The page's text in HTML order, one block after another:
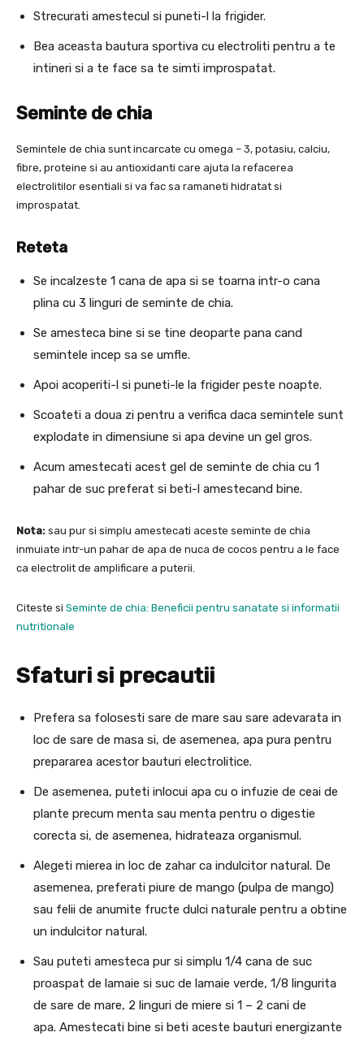
Strecurati amestecul si puneti-l la frigider.
Bea aceasta bautura sportiva cu electroliti pentru a te
intineri si a te face sa te simti improspatat.
Seminte de chia
Semintele de chia sunt incarcate cu omega – 3, potasiu, calciu,
fibre, proteine ​​si au antioxidanti care ajuta la refacerea
electrolitilor esentiali si va fac sa ramaneti hidratat si
improspatat.
Reteta
Se incalzeste 1 cana de apa si se toarna intr-o cana
plina cu 3 linguri de seminte de chia.
Se amesteca bine si se tine deoparte pana cand
semintele incep sa se umfle.
Apoi acoperiti-l si puneti-le la frigider peste noapte.
Scoateti a doua zi pentru a verifica daca semintele sunt
explodate in dimensiune si apa devine un gel gros.
Acum amestecati acest gel de seminte de chia cu 1
pahar de suc preferat si beti-l amestecand bine.
Nota: sau pur si simplu amestecati aceste seminte de chia
inmuiate intr-un pahar de apa de nuca de cocos pentru a le face
ca electrolit de amplificare a puterii.
Citeste si Seminte de chia: Beneficii pentru sanatate si informatii
nutritionale
Sfaturi si precautii
Prefera sa folosesti sare de mare sau sare adevarata in
loc de sare de masa si, de asemenea, apa pura pentru
prepararea acestor bauturi electrolitice.
De asemenea, puteti inlocui apa cu o infuzie de ceai de
plante precum menta sau menta pentru o digestie
corecta si, de asemenea, hidrateaza organismul.
Alegeti mierea in loc de zahar ca indulcitor natural. De
asemenea, preferati piure de mango (pulpa de mango)
sau felii de anumite fructe dulci naturale pentru a obtine
un indulcitor natural.
Sau puteti amesteca pur si simplu 1/4 cana de suc
proaspat de lamaie si suc de lamaie verde, 1/8 lingurita
de sare de mare, 2 linguri de miere si 1 – 2 cani de
apa. Amestecati bine si beti aceste bauturi energizante